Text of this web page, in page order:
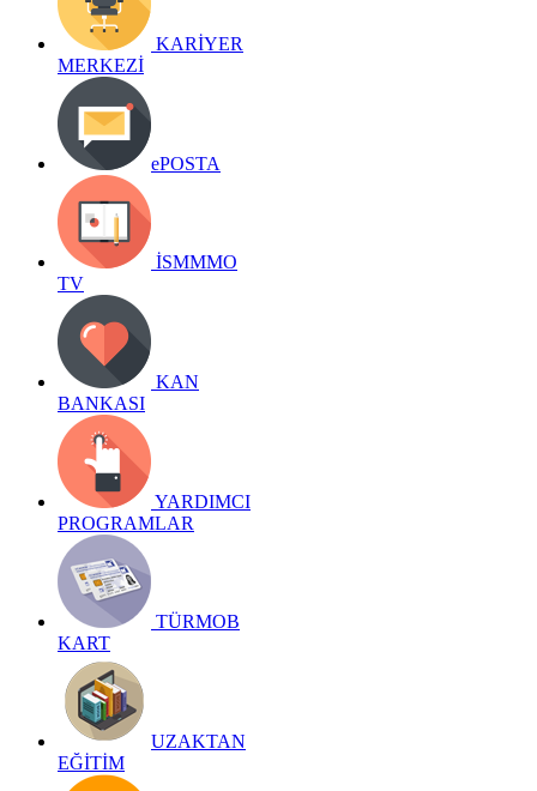
KARİYER
MERKEZİ
ePOSTA
İSMMMO
TV
KAN
BANKASI
YARDIMCI
PROGRAMLAR
TÜRMOB
KART
UZAKTAN
EĞİTİM